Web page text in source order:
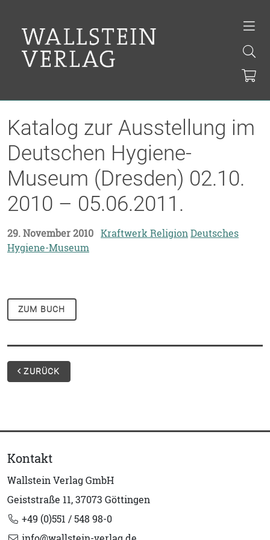
Katalog zur Ausstellung im
Deutschen Hygiene-
Museum (Dresden) 02.10.
2010 – 05.06.2011.
29. November 2010 Kraftwerk ReligionDeutsches
Hygiene-Museum
ZUM BUCH
ZURÜCK
Kontakt
Wallstein Verlag GmbH
Geiststraße 11, 37073 Göttingen
+49 (0)551 / 548 98-0